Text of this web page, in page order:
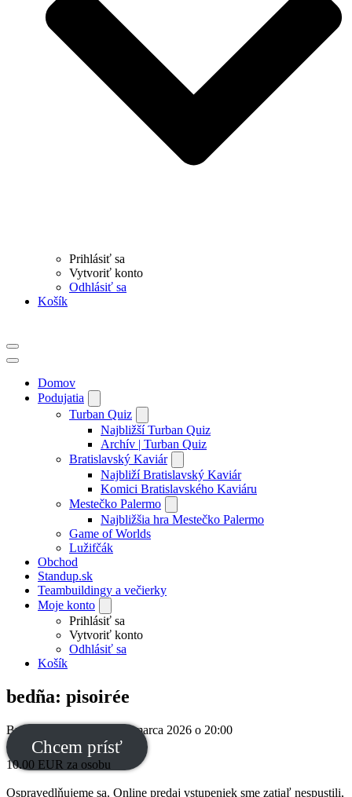
Prihlásiť sa
Vytvoriť konto
Odhlásiť sa
Košík
Menu
navigácie
Menu
navigácieDomov
Podujatia
Turban Quiz
Najbližší Turban Quiz
Archív | Turban Quiz
Bratislavský Kaviár
Najbliží Bratislavský Kaviár
Komici Bratislavského Kaviáru
Mestečko Palermo
Najbližšia hra Mestečko Palermo
Game of Worlds
Lužifčák
Obchod
Standup.sk
Teambuildingy a večierky
Moje konto
Prihlásiť sa
Vytvoriť konto
Odhlásiť sa
Košík
bedña: pisoirée
Brudi bar 28. marca 2026 o 20:00
Chcem prísť
10.00 EUR za osobu
Ospravedlňujeme sa. Online predaj vstupeniek sme zatiaľ nespustili,